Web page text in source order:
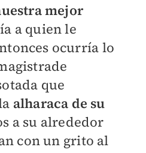
mejor
a quien le
ocurría lo
que
alharaca de su
a su alrededor
con un grito al